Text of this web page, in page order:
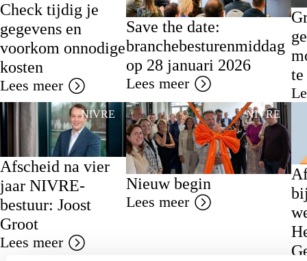
Check tijdig je
gegevens en
voorkom onnodige
kosten
Lees meer
Save the date:
branchebesturenmiddag
op 28 januari 2026
Lees meer
NIVRE
Afscheid na vier
jaar NIVRE-
bestuur: Joost
Groot
Lees meer
NIVRE
Nieuw begin
Lees meer